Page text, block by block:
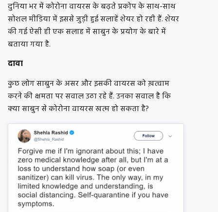
दुनिया भर में कोरोना वायरस के बढ़ते प्रकोप के साथ-साथ
सोशल मीडिया में इससे जुड़ी हुई सलाहें शेयर हो रही हैं. शेयर
की गई ऐसी ही एक सलाह में साबुन के प्रयोग के बारे में
बताया गया है.
दावा
कुछ लोग साबुन के असर और इसकी वायरस को ख़त्वाम
करने की क्षमता पर सवाल उठा रहे हैं. उनका सवाल है कि
क्या साबुन से कोरोना वायरस खत्म हो सकता है?